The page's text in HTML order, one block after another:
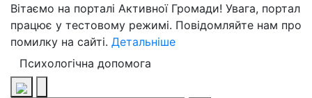
Вітаємо на порталі Активної Громади! Увага, портал
працює у тестовому режимі. Повідомляйте нам про
помилку на сайті. Детальніше
Психологічна допомога